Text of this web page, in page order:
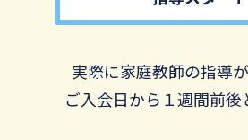
実際に家庭教師の指導
ご入会日から１週間前後